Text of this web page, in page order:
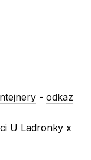
-odkaz
U Ladronky x